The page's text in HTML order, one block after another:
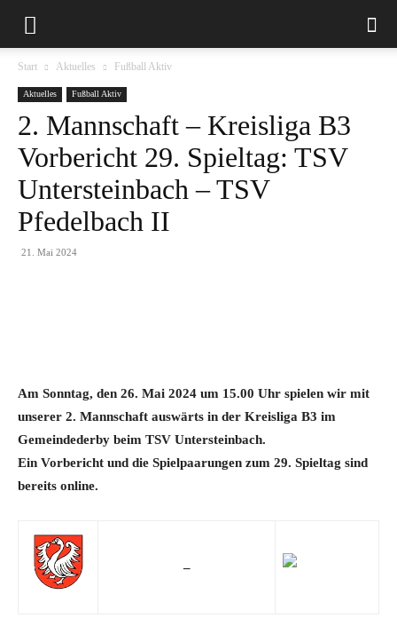
Start Aktuelles Fußball Aktiv
Aktuelles Fußball Aktiv
2. Mannschaft – Kreisliga B3
Vorbericht 29. Spieltag: TSV
Untersteinbach – TSV
Pfedelbach II
21. Mai 2024
Am Sonntag, den 26. Mai 2024 um 15.00 Uhr spielen wir mit
unserer 2. Mannschaft auswärts in der Kreisliga B3 im
Gemeindederby beim TSV Untersteinbach.
Ein Vorbericht und die Spielpaarungen zum 29. Spieltag sind
bereits online.
–